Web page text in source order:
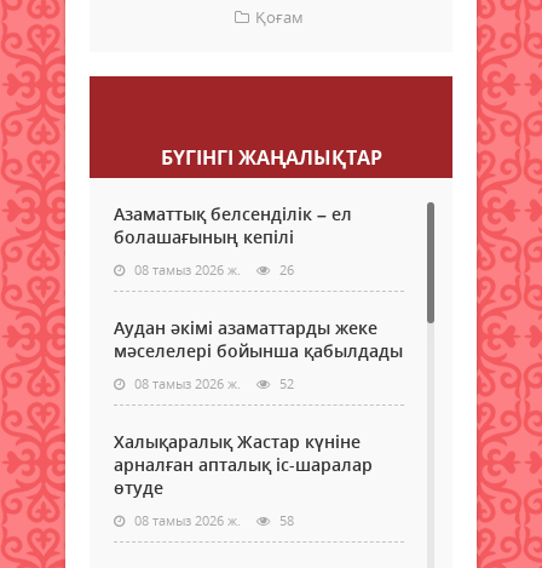
Қоғам
БҮГІНГI ЖАҢАЛЫҚТАР
Азаматтық белсенділік – ел
болашағының кепілі
08 тамыз 2026 ж. 26
Аудан әкімі азаматтарды жеке
мәселелері бойынша қабылдады
08 тамыз 2026 ж. 52
Халықаралық Жастар күніне
арналған апталық іс-шаралар
өтуде
08 тамыз 2026 ж. 58